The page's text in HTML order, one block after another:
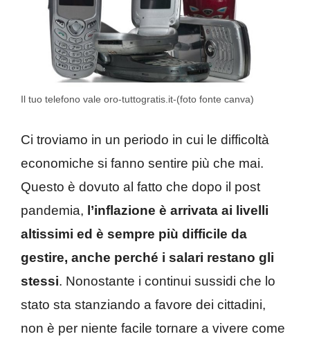
Il tuo telefono vale oro-tuttogratis.it-(foto fonte canva)
Ci troviamo in un periodo in cui le difficoltà
economiche si fanno sentire più che mai.
Questo è dovuto al fatto che dopo il post
pandemia, l’inflazione è arrivata ai livelli
altissimi ed è sempre più difficile da
gestire, anche perché i salari restano gli
stessi. Nonostante i continui sussidi che lo
stato sta stanziando a favore dei cittadini,
non è per niente facile tornare a vivere come